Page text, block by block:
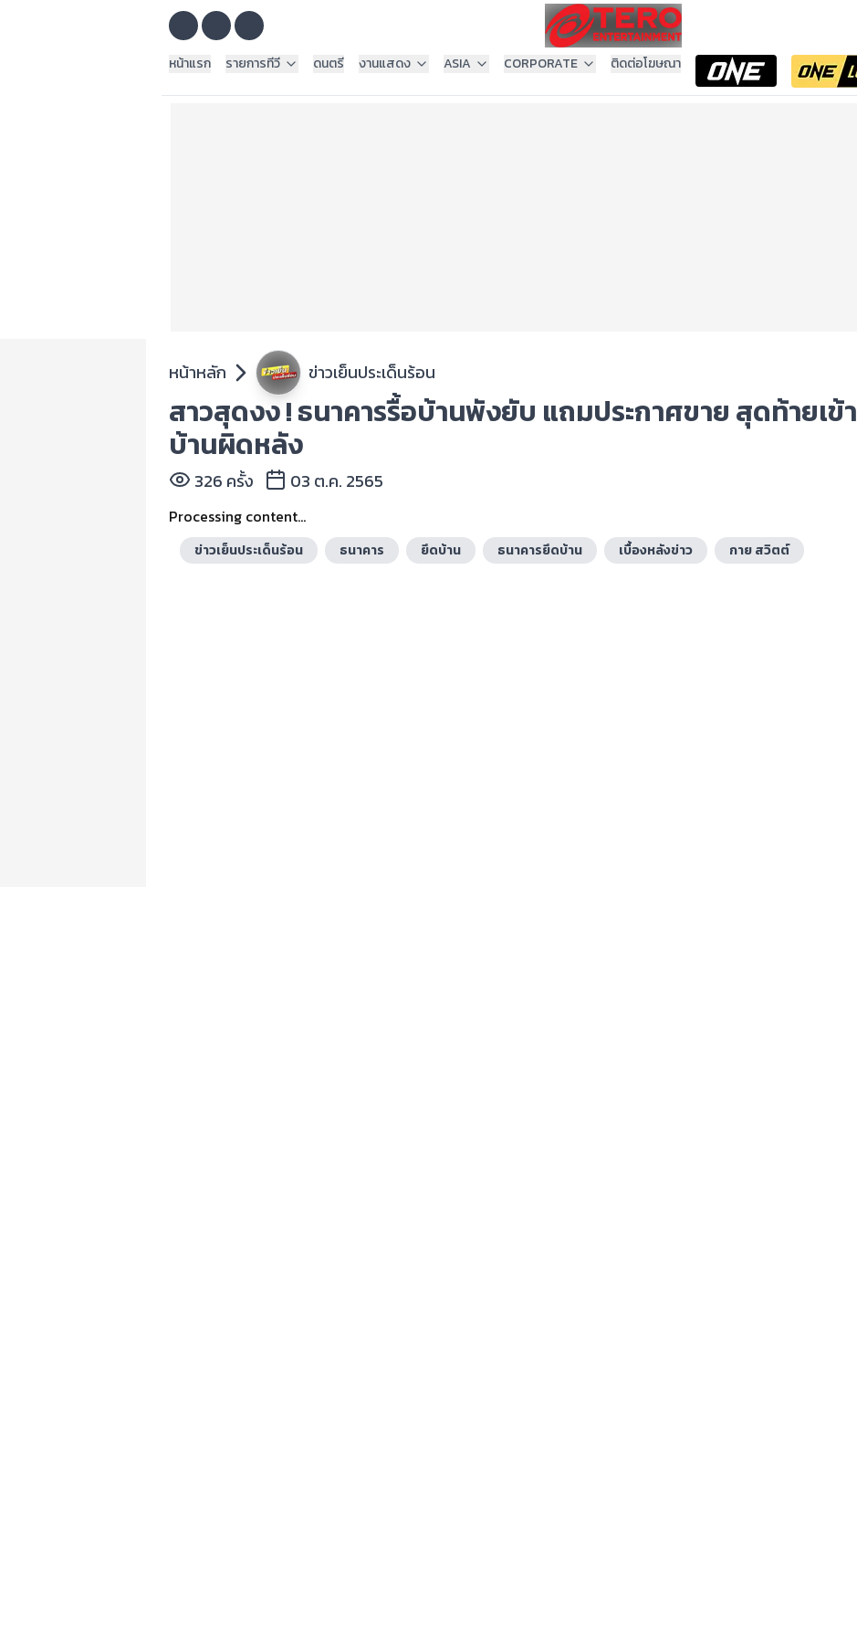
หน้าแรก
รายการทีวี ดนตรี งานแสดง ASIA CORPORATE ติดต่อโฆษณา
หน้าหลัก ข่าวเย็นประเด็นร้อน
สาวสุดงง ! ธนาคารรื้อบ้านพังยับ แถมประกาศขาย สุดท้ายเข้า
บ้านผิดหลัง
326 ครั้ง 03 ต.ค. 2565
Processing content...
ข่าวเย็นประเด็นร้อน ธนาคาร ยึดบ้าน ธนาคารยึดบ้าน เบื้องหลังข่าว กาย สวิตต์